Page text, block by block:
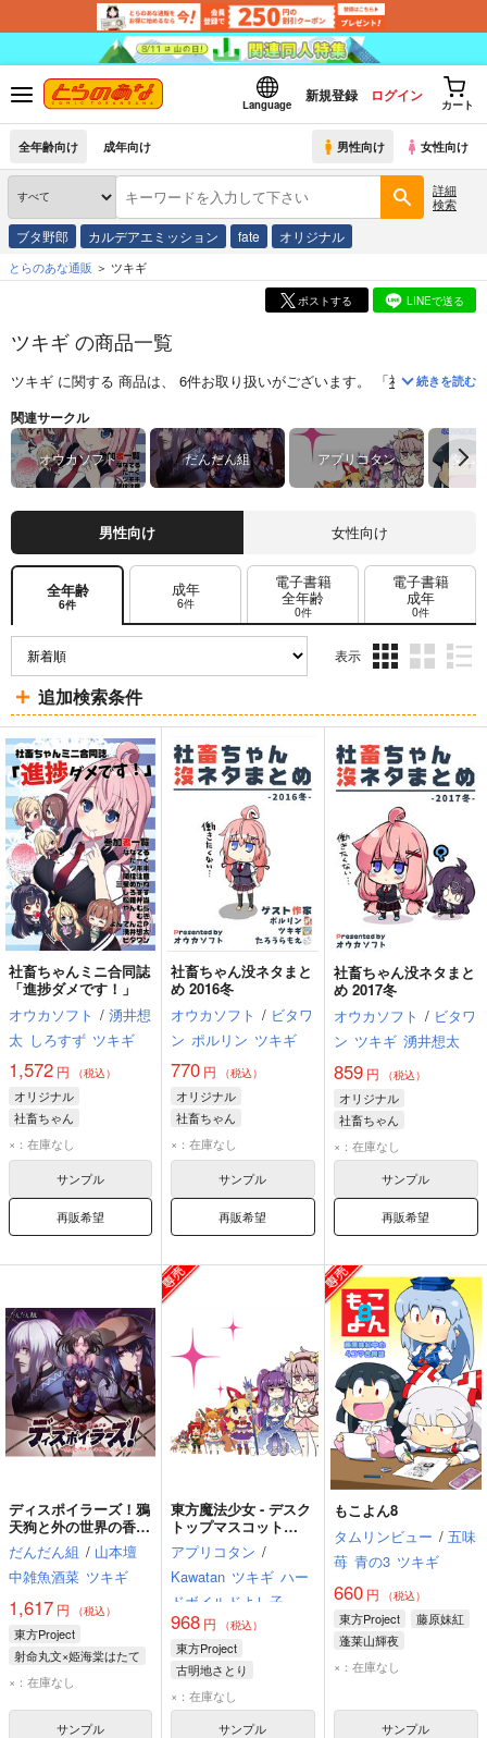
Language
新規登録 ログイン
カート
全年齢向け 成年向け 男性向け 女性向け
詳細
検索
ブタ野郎 カルデアエミッション fate オリジナル
とらのあな通販 ツキギ
ポストする LINEで送る
ツキギ の商品一覧
ツキギ に関する 商品は、 6件お取り扱いがございます。 「社畜ちゃんミ
続きを読む
関連サークル
オウカソフト だんだん組 アプリコタン タム
男性向け 女性向け
全年齢
6件
成年
6件
電子書籍
全年齢
0件
電子書籍
成年
0件
表示
ム
表
示
ム
表
示
ム
表
追加検索条件
社畜ちゃんミニ合同誌
「進捗ダメです！」
オウカソフト / 湧井想
太 しろすず ツキギ
1,572 円 （税込）
オリジナル
社畜ちゃん
後輩ちゃん
×：在庫なし
サンプル
再販希望
社畜ちゃん没ネタまと
め 2016冬
オウカソフト / ビタワ
ン ポルリン ツキギ
770 円 （税込）
オリジナル
社畜ちゃん
後輩ちゃん
×：在庫なし
サンプル
再販希望
社畜ちゃん没ネタまと
め 2017冬
オウカソフト / ビタワ
ン ツキギ 湧井想太
859円 （税込）
オリジナル
社畜ちゃん
後輩ちゃん
×：在庫なし
サンプル
再販希望
ディスポイラーズ！鴉
天狗と外の世界の香霖
堂
だんだん組 / 山本壇
中雑魚酒菜 ツキギ
1,617 円 （税込）
東方Project
射命丸文×姫海棠はたて
射命丸文
森近霖之助
×：在庫なし
サンプル
東方魔法少女 - デスク
トップマスコット
Apricot
アプリコタン /
Kawatan ツキギ ハー
ドボイルドよし子
968 円 （税込）
東方Project
古明地さとり
パチュリー・ノーレッジ
八雲紫
×：在庫なし
サンプル
もこよん8
タムリンビュー / 五味
苺 青の3 ツキギ
660円 （税込）
東方Project
藤原妹紅
蓬莱山輝夜
上白沢慧音
×：在庫なし
サンプル